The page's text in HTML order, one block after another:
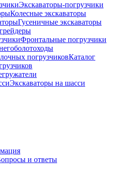
Экскаваторы-погрузчики
Колесные экскаваторы
Гусеничные экскаваторы
Фронтальные погрузчики
Каталог
Экскаваторы на шасси
и ответы